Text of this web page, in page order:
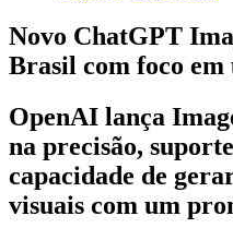
Novo ChatGPT
Brasil com foco em
OpenAI lança
na precisão,
capacidade de
visuais com um